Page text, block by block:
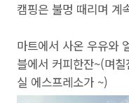
캠핑은 불멍 때리며 계
마트에서 사온 우유와
블에서 커피한잔~(며
실 에스프레소가 ~)